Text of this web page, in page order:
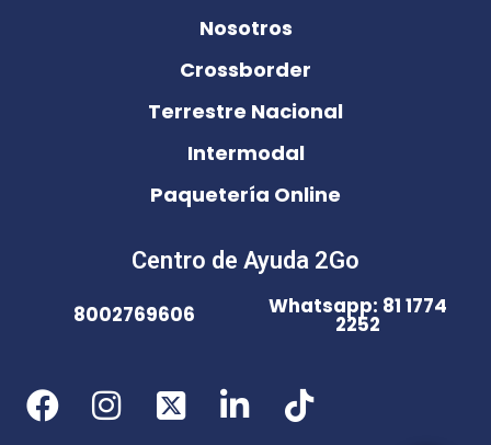
Nosotros
Crossborder
Terrestre Nacional
Intermodal
Paquetería Online
Centro de Ayuda 2Go
8002769606 Whatsapp: 81 1774
2252